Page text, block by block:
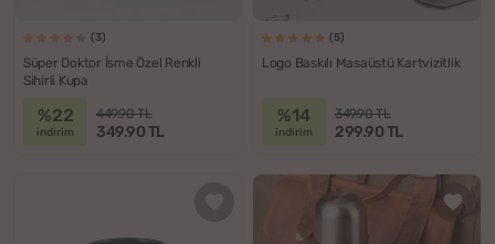
(3)
Süper Doktor İsme Özel Renkli
Sihirli Kupa
%22
indirim
449.90 TL
349.90 TL
(5)
Logo Baskılı Masaüstü Kartvizitlik
%14
indirim
349.90 TL
299.90 TL